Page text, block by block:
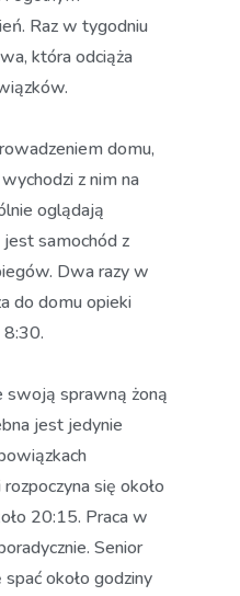
Raz w tygodniu
która odciąża
domu,
z nim na
oglądają
samochód z
Dwa razy w
do domu opieki
8:30.
swoją sprawną żoną
jest jedynie
się około
20:15. Praca w
Senior
spać około godziny